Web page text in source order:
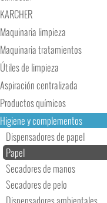
KARCHER
Maquinaria limpieza
Maquinaria tratamientos
Útiles de limpieza
Aspiración centralizada
Productos químicos
Higiene y complementos
Dispensadores de papel
Papel
Secadores de manos
Secadores de pelo
Dispensadores ambientales